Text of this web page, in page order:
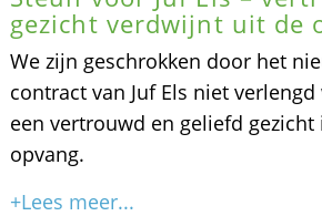
gezicht verdwijnt uit de
We zijn geschrokken door het
contract van Juf Els niet
een vertrouwd en geliefd gezicht
opvang.
+Lees meer...